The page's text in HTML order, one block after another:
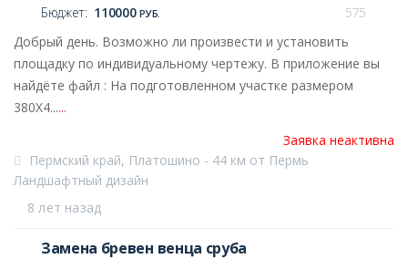
Бюджет: 110000РУБ.
575
Добрый день. Возможно ли произвести и установить
площадку по индивидуальному чертежу. В приложение вы
найдёте файл : На подготовленном участке размером
380Х4......
Заявка неактивна
8 лет назад
Пермский край, Платошино - 44 км от Пермь
Ландшафтный дизайн
Замена бревен венца сруба